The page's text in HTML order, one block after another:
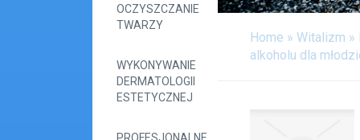
OCZYSZCZANIE
TWARZY
WYKONYWANIE
DERMATOLOGII
ESTETYCZNEJ
Home »Witalizm »
alkoholu dla